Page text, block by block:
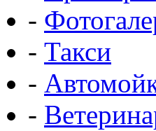
-
- Такси
-
-